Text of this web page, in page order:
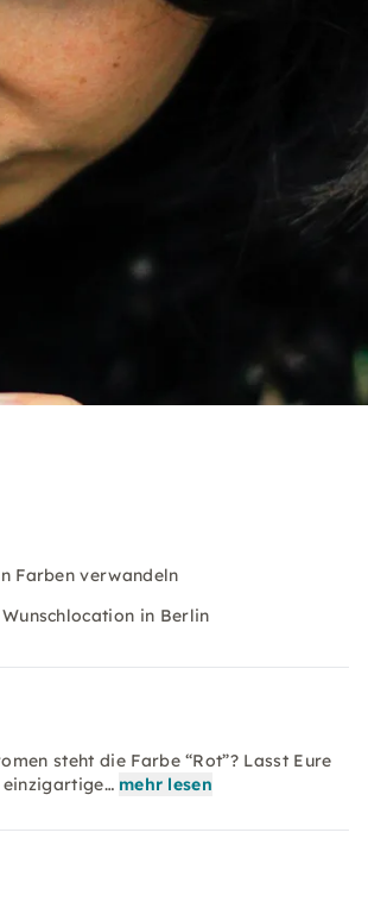
Farben verwandeln
in Berlin
steht die Farbe “Rot”? Lasst Eure
einzigartige… mehr lesen